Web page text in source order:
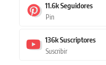
11.6kSeguidores
Pin
136kSuscriptores
Suscribir